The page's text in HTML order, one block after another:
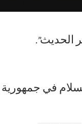
الحديث”.
في